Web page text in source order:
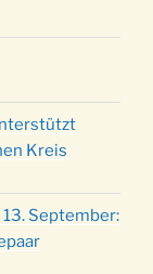
am
von 10-
Chors in
im Ev.
16 Uhr
Kreis
September: